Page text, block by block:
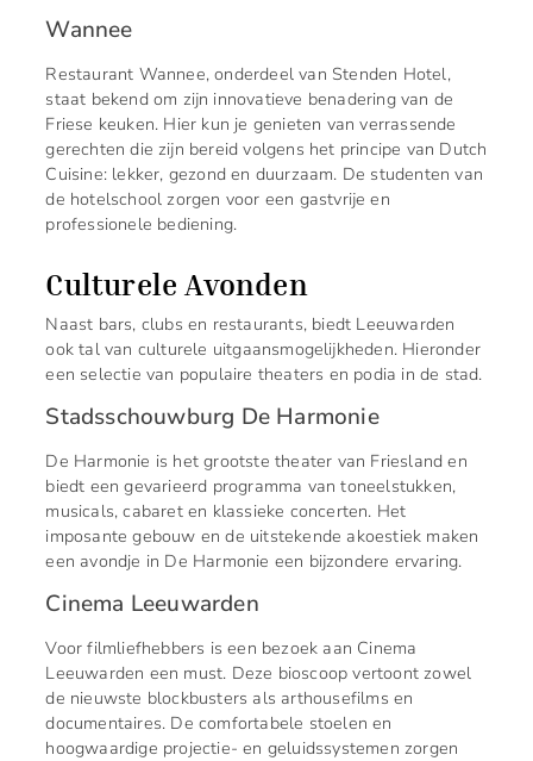
Wannee
Restaurant Wannee, onderdeel van Stenden Hotel,
staat bekend om zijn innovatieve benadering van de
Friese keuken. Hier kun je genieten van verrassende
gerechten die zijn bereid volgens het principe van Dutch
Cuisine: lekker, gezond en duurzaam. De studenten van
de hotelschool zorgen voor een gastvrije en
professionele bediening.
Culturele Avonden
Naast bars, clubs en restaurants, biedt Leeuwarden
ook tal van culturele uitgaansmogelijkheden. Hieronder
een selectie van populaire theaters en podia in de stad.
Stadsschouwburg De Harmonie
De Harmonie is het grootste theater van Friesland en
biedt een gevarieerd programma van toneelstukken,
musicals, cabaret en klassieke concerten. Het
imposante gebouw en de uitstekende akoestiek maken
een avondje in De Harmonie een bijzondere ervaring.
Cinema Leeuwarden
Voor filmliefhebbers is een bezoek aan Cinema
Leeuwarden een must. Deze bioscoop vertoont zowel
de nieuwste blockbusters als arthousefilms en
documentaires. De comfortabele stoelen en
hoogwaardige projectie- en geluidssystemen zorgen